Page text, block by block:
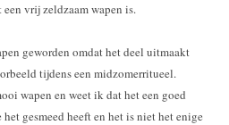
vrij zeldzaam wapen is.
geworden omdat het deel uitmaakt
tijdens een midzomerritueel.
wapen en weet ik dat het een goed
gesmeed heeft en het is niet het enige